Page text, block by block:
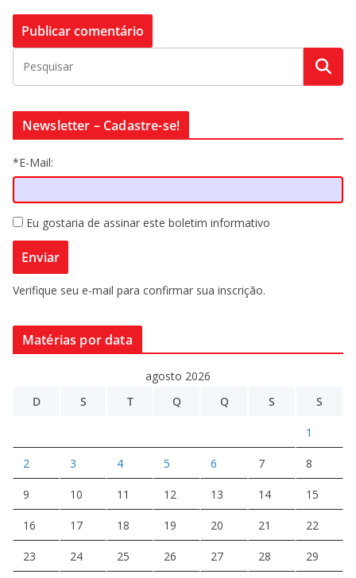
Newsletter – Cadastre-se!
*E-Mail:
Eu gostaria de assinar este boletim informativo
Verifique seu e-mail para confirmar sua inscrição.
Matérias por data
agosto 2026
D
S T Q Q S S
1
2 3 4 5 6 7 8
9 10 11 12 13 14 15
16 17 18 19 20 21 22
23 24 25 26 27 28 29